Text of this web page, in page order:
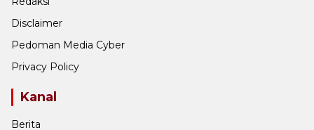
Disclaimer
Pedoman Media Cyber
Privacy Policy
Kanal
Berita